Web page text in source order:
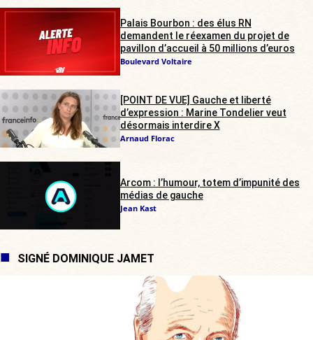
Palais Bourbon : des élus RN
demandent le réexamen du projet de
pavillon d’accueil à 50 millions d’euros
Boulevard Voltaire
[POINT DE VUE] Gauche et liberté
d’expression : Marine Tondelier veut
désormais interdire X
Arnaud Florac
Arcom : l’humour, totem d’impunité des
médias de gauche
Jean Kast
SIGNÉ DOMINIQUE JAMET